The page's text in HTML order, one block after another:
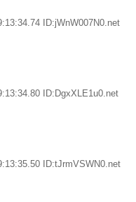
ID:jWnW007N0.net
ID:DgxXLE1u0.net
ID:tJrmVSWN0.net